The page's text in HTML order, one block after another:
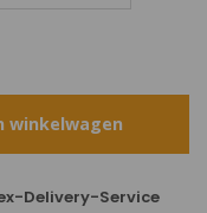
winkelwagen
Delivery-Service